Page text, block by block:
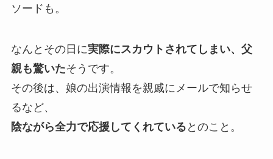
ソードも。
なんとその日に実際にスカウトされてしまい、父
親も驚いたそうです。
その後は、娘の出演情報を親戚にメールで知らせ
るなど、
陰ながら全力で応援してくれている とのこと。